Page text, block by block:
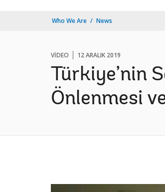
Who We Are News
VIDEO 12 ARALIK 2019
Türkiye’nin
Önlenmesi